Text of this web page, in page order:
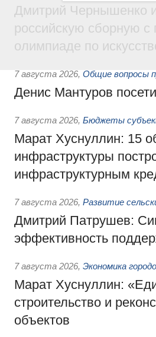
Дмитрий Чернышенко
российскую сборную
олимпиаде по
7 августа 2026, Общие вопросы
Денис Мантуров
7 августа 2026, Бюджеты
Марат Хуснуллин: 15
инфраструктуры
инфраструктурным
7 августа 2026, Развитие
Дмитрий Патрушев:
эффективность
7 августа 2026, Экономика
Марат Хуснуллин:
строительство и
объектов